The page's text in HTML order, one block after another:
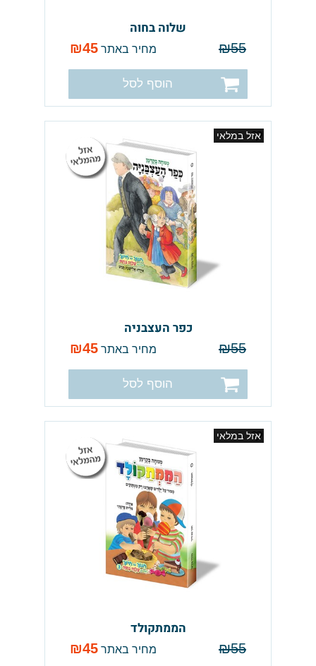
שלוה בחוה
₪55 מחיר באתר ₪45
הוסף לסל
אזל במלאי
כפר העצבניה
₪55 מחיר באתר ₪45
הוסף לסל
אזל במלאי
הממתקולד
₪55 מחיר באתר ₪45